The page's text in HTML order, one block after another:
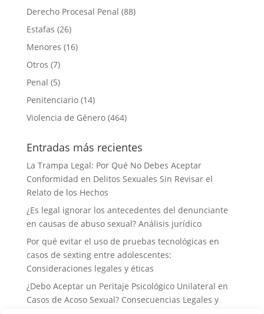
Derecho Procesal Penal (88)
Estafas (26)
Menores (16)
Otros (7)
Penal (5)
Penitenciario(14)
Violencia de Género(464)
Entradas más recientes
La Trampa Legal: Por Qué No Debes Aceptar
Conformidad en Delitos Sexuales Sin Revisar el
Relato de los Hechos
¿Es legal ignorar los antecedentes del denunciante
en causas de abuso sexual? Análisis jurídico
Por qué evitar el uso de pruebas tecnológicas en
casos de sexting entre adolescentes:
Consideraciones legales y éticas
¿Debo Aceptar un Peritaje Psicológico Unilateral en
Casos de Acoso Sexual? Consecuencias Legales y